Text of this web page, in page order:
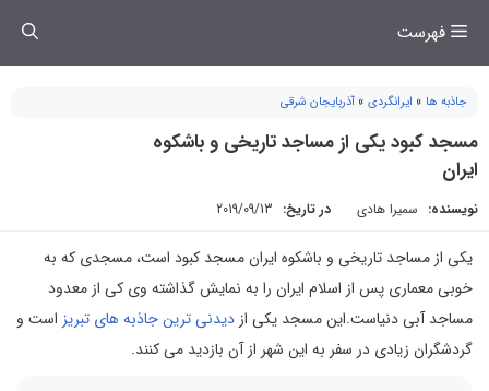
فهرست
جاذبه ها » ایرانگردی » آذربایجان شرقی
مسجد کبود یکی از مساجد تاریخی و باشکوه
ایران
نویسنده: سمیرا هادی در تاریخ: 2019/09/13
یکی از مساجد تاریخی و باشکوه ایران مسجد کبود است، مسجدی که به
خوبی معماری پس از اسلام ایران را به نمایش گذاشته وی کی از معدود
مساجد آبی دنیاست.این مسجد یکی از دیدنی ترین جاذبه های تبریز است و
گردشگران زیادی در سفر به این شهر از آن بازدید می کنند.